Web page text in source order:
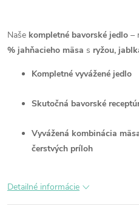
Naše kompletné bavorské jedlo –
% jahňacieho mäsa s ryžou,
Kompletné vyvážené jedlo
Skutočná bavorské
Vyvážená kombinácia
čerstvých príloh
Detailné informácie